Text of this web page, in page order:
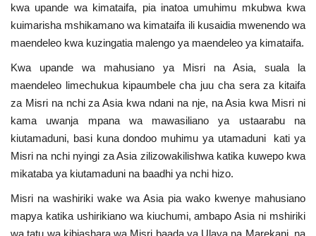
kwa upande wa kimataifa, pia inatoa umuhimu mkubwa kwa
kuimarisha mshikamano wa kimataifa ili kusaidia mwenendo wa
maendeleo kwa kuzingatia malengo ya maendeleo ya kimataifa.
Kwa upande wa mahusiano ya Misri na Asia, suala la
maendeleo limechukua kipaumbele cha juu cha sera za kitaifa
za Misri na nchi za Asia kwa ndani na nje, na Asia kwa Misri ni
kama uwanja mpana wa mawasiliano ya ustaarabu na
kiutamaduni, basi kuna dondoo muhimu ya utamaduni kati ya
Misri na nchi nyingi za Asia zilizowakilishwa katika kuwepo kwa
mikataba ya kiutamaduni na baadhi ya nchi hizo.
Misri na washiriki wake wa Asia pia wako kwenye mahusiano
mapya katika ushirikiano wa kiuchumi, ambapo Asia ni mshiriki
wa tatu wa kibiashara wa Misri baada ya Ulaya na Marekani, na